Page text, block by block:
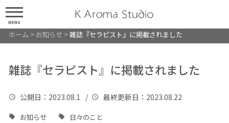
MENU
ホーム > お知らせ>雑誌『セラピスト』に掲載されました
雑誌『セラピスト』に掲載されました
公開日 ：2023.08.1 / 最終更新日 ：2023.08.22
お知らせ 日々のこと